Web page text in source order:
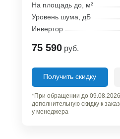
На площадь до, м²
Уровень шума, дБ
Инвертор
75 590 руб.
Получить скидку
*При обращении до
дополнительную скидку к
у менеджера